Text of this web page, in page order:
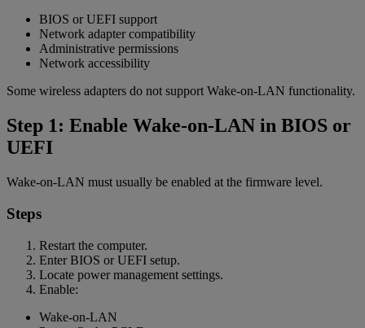
BIOS or UEFI support
Network adapter compatibility
Administrative permissions
Network accessibility
Some wireless adapters do not support Wake-on-LAN functionality.
Step 1: Enable Wake-on-LAN in BIOS or
UEFI
Wake-on-LAN must usually be enabled at the firmware level.
Steps
Restart the computer.
Enter BIOS or UEFI setup.
Locate power management settings.
Enable:
Wake-on-LAN